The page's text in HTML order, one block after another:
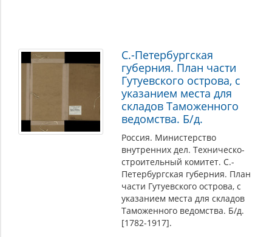
С.-Петербургская
губерния. План части
Гутуевского острова, с
указанием места для
складов Таможенного
ведомства. Б/д.
Россия. Министерство
внутренних дел. Техническо-
строительный комитет. С.-
Петербургская губерния. План
части Гутуевского острова, с
указанием места для складов
Таможенного ведомства. Б/д.
[1782-1917].